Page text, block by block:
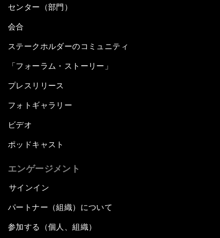
センター（部門）
会合
ステークホルダーのコミュニティ
「フォーラム・ストーリー」
プレスリリース
フォトギャラリー
ビデオ
ポッドキャスト
エンゲージメント
サインイン
パートナー（組織）について
参加する（個人、組織）